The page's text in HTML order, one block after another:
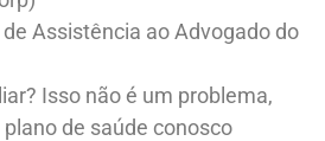
Assistência ao Advogado do
Isso não é um problema,
de saúde conosco